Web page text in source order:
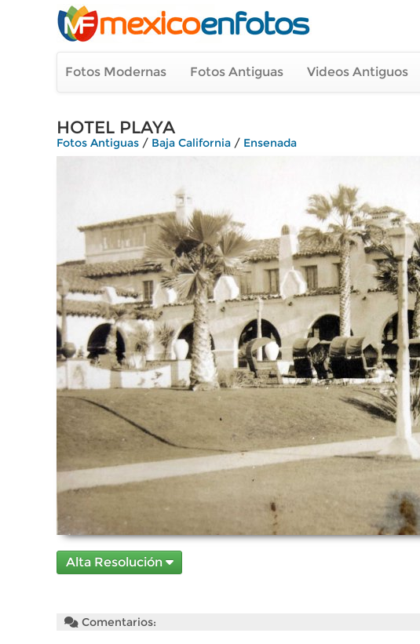
Fotos Modernas Fotos Antiguas Videos Antiguos
HOTEL PLAYA
Fotos Antiguas / Baja California / Ensenada
Alta Resolución
Comentarios: